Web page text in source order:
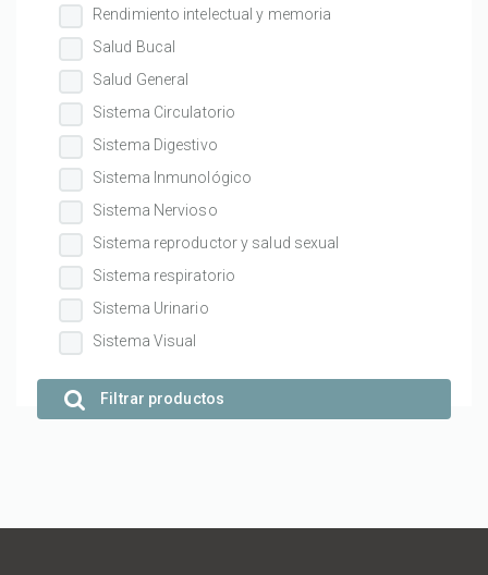
Rendimiento intelectual y memoria
Salud Bucal
Salud General
Sistema Circulatorio
Sistema Digestivo
Sistema Inmunológico
Sistema Nervioso
Sistema reproductor y salud sexual
Sistema respiratorio
Sistema Urinario
Sistema Visual
Filtrar productos